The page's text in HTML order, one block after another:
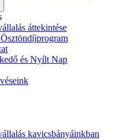
áttekintése
és Nyílt Nap
kavicsbányáinkban